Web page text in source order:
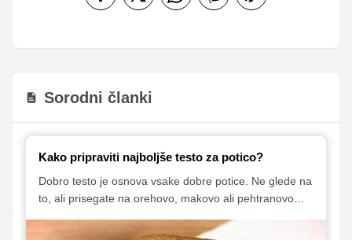
Sorodni članki
Kako pripraviti najboljše testo za potico?
Dobro testo je osnova vsake dobre potice. Ne glede na
to, ali prisegate na orehovo, makovo ali pehtranovo
potico nepozabno. Čeprav se recepti lahko nekoliko